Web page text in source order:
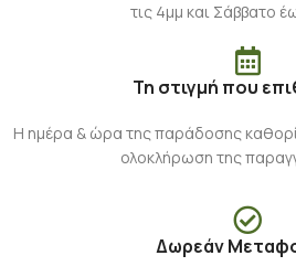
τις 4μμ και Σάββατο
Τη στιγμή που
Η ημέρα & ώρα της παράδοσης
ολοκλήρωση της
Δωρεάν